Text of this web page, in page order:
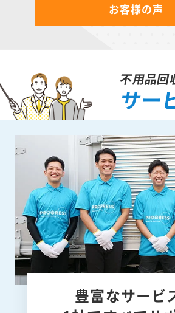
お客様の声
不用品回
サー
豊富なサービ